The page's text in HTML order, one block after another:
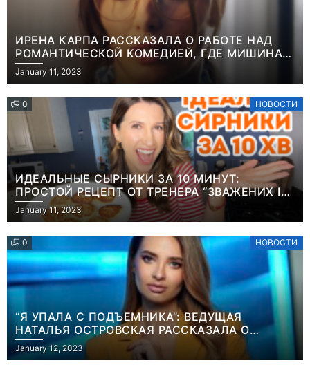
ИРЕНА КАРПА РАССКАЗАЛА О РАБОТЕ НАД
РОМАНТИЧЕСКОЙ КОМЕДИЕЙ, ГДЕ МИШИНА В
РОЛИ МАТЕРИ-ОДИНОЧКИ
January 11, 2023
0 НОВОСТИ
ИДЕАЛЬНЫЕ СЫРНИКИ ЗА 10 МИНУТ:
ПРОСТОЙ РЕЦЕПТ ОТ ТРЕНЕРА “ЗВАЖЕНИХ І
ЩАСЛИВИХ” АНИТЫ ЛУЦЕНКО
January 11, 2023
0 НОВОСТИ
“Я УПАЛА С ПОДЪЕМНИКА”: ВЕДУЩАЯ
НАТАЛЬЯ ОСТРОВСКАЯ РАССКАЗАЛА О
НЕПРИЯТНОМ ИНЦИДЕНТЕ В ЗИМНИХ
КАРПАТАХ
January 12, 2023
Игры
Геймеры